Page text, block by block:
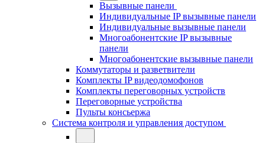
Вызывные панели
Индивидуальные IP вызывные панели
Индивидуальные вызывные панели
Многоабонентские IP вызывные
панели
Многоабонентские вызывные панели
Коммутаторы и разветвители
Комплекты IP видеодомофонов
Комплекты переговорных устройств
Переговорные устройства
Пульты консьержа
Система контроля и управления доступом